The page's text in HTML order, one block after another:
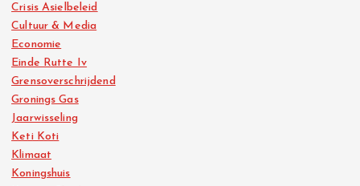
Crisis Asielbeleid
Cultuur & Media
Economie
Einde Rutte Iv
Grensoverschrijdend
Gronings Gas
Jaarwisseling
Keti Koti
Klimaat
Koningshuis